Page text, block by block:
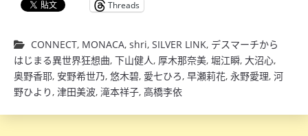
Threads
CONNECT, MONACA, shri, SILVER LINK, デスマーチから
はじまる異世界狂想曲, 下山健人, 厚木那奈美, 堀江瞬, 大沼心,
奥野香耶, 安野希世乃, 悠木碧, 愛七ひろ, 早瀬莉花, 永野愛理, 河
野ひより, 津田美波, 滝本祥子, 高橋李依